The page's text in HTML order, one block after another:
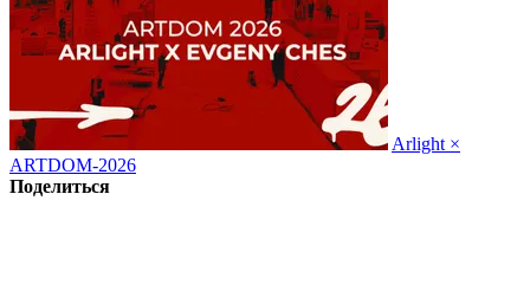
Arlight ×
ARTDOM-2026
Поделиться